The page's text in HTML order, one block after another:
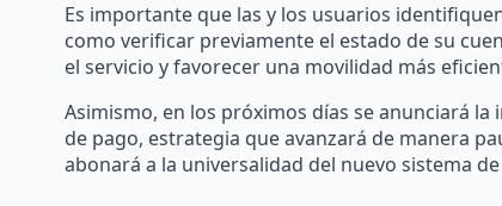
Es importante que las y los usuarios
como verificar previamente el estado de su
el servicio y favorecer una movilidad más
Asimismo, en los próximos días se anunciará
de pago, estrategia que avanzará de manera
abonará a la universalidad del nuevo sistema